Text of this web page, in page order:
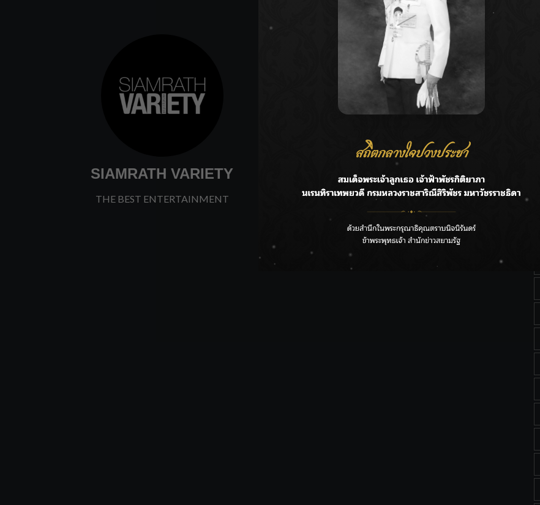
SIAMRATH VARIETY
THE BEST ENTERTAINMENT
ชลประทานเชียงใหม่เร่งพร่องน้ำแม่น้ำปิง รับมวลน้ำเหนือ ย้ำ
ฟาดลุคใหม่! “แบม พิชญานิน” แดนซ์สับทุกจังหวะ ชวนแฟนๆ
กรมชลฯ รับฟังประชาชน ติดตามแก้ปัญหาโครงการประตู
ระบายน้ำศรีสองรักฯ
‘แมน การิน’ แชร์ความเชื่อชวนคิด! “อยากกินอะไรหลังจาก
ลาโลกนี้ ให้ใส่บาตรสิ่งนั้นไว้ตอนยังมีชีวิต”
ราชเลขานุการในพระองค์ฯ ติดตามโครงการหุบกะพง–ห้วย
ทรายใต้ เสริมความมั่นคงน้ำเพชรบุรี